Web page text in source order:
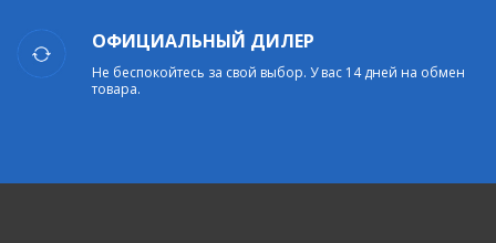
ОФИЦИАЛЬНЫЙ ДИЛЕР
Не беспокойтесь за свой выбор. У вас 14 дней на обмен
товара.